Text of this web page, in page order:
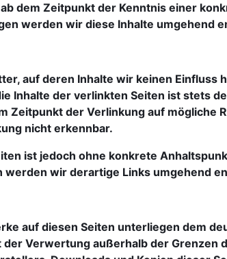
dem Zeitpunkt der Kenntnis einer
werden wir diese Inhalte umgehend
auf deren Inhalte wir keinen Einfluss
Inhalte der verlinkten Seiten ist stets
Zeitpunkt der Verlinkung auf mögliche
nicht erkennbar.
ist jedoch ohne konkrete
wir derartige Links umgehend
auf diesen Seiten unterliegen dem
Verwertung außerhalb der Grenzen